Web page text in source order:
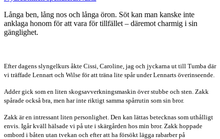
Långa ben, lång nos och långa öron. Söt kan man kanske inte
anklaga honom för att vara för tillfället – däremot charmig i sin
gänglighet.
Efter dagens slyngelkurs åkte Cissi, Caroline, jag och jyckarna ut till Tumba där
vi träffade Lennart och Wilse för att träna lite spår under Lennarts överinseende.
Adder gick som en liten skogsavverkningsmaskin över stubbe och sten. Zakk
spårade också bra, men har inte riktigt samma spårrutin som sin bror.
Zakk är en intressant liten personlighet. Den kan lättas betecknas som uthålligt
envis. Igår kväll hälsade vi på ute i skärgården hos min bror. Zakk hoppade
ombord i båten utan tvekan och efter att ha försökt lägga rabarber på